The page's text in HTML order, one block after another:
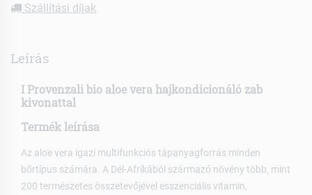
Szállítási díjak
Leírás
I Provenzali bio aloe vera hajkondicionáló zab
kivonattal
Termék leírása
Az aloe vera igazi multifunkciós tápanyagforrás minden
bőrtípus számára. A Dél-Afrikából származó növény több, mint
200 természetes összetevőjével esszenciális vitamin,